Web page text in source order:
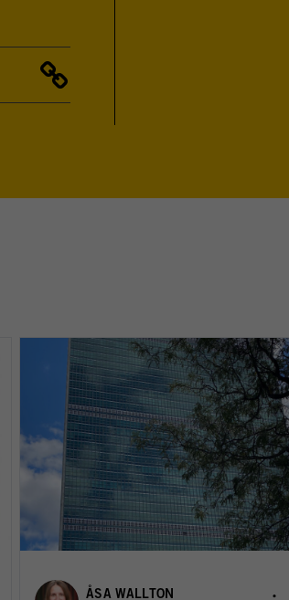
ÅSA WALLTON